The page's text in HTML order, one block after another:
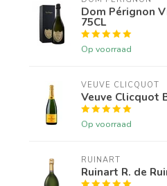
Dom Pérignon
75CL
Op voorraad
VEUVE CLICQUOT
Veuve Clicquot
Op voorraad
RUINART
Ruinart R. de